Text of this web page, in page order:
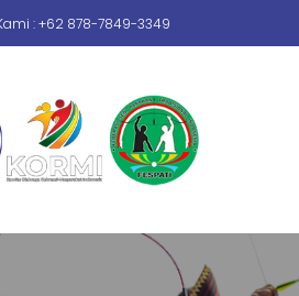
: +62 878-7849-3349